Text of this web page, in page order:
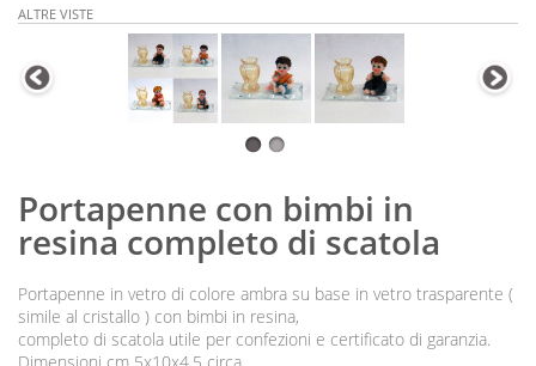
ALTRE VISTE
Portapenne con bimbi in
resina completo di scatola
Portapenne in vetro di colore ambra su base in vetro trasparente (
simile al cristallo ) con bimbi in resina,
completo di scatola utile per confezioni e certificato di garanzia.